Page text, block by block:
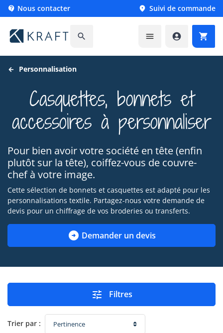
 Nous contacter  Suivi de commande
   
Personnalisation
Casquettes, bonnets et
accessoires à personnaliser
Pour bien avoir votre société en tête (enfin
plutôt sur la tête), coiffez-vous de couvre-
chef à votre image.
Cette sélection de bonnets et casquettes est adapté pour les
personnalisations textile. Partagez-nous votre demande de
devis pour un chiffrage de vos broderies ou transferts.
 Demander un devis
 Filtres
Trier par :